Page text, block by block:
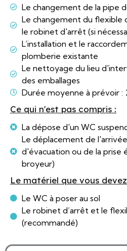
Le changement de la pipe
Le changement du flexible
le robinet d'arrêt (si
L’installation et le
plomberie existante
Le nettoyage du lieu
des emballages
Durée moyenne à prévoir :
Ce qui n'est pas compris :
La dépose d'un WC
Le déplacement de
d'évacuation ou de la prise
broyeur)
Le matériel que vous
Le WC à poser au sol
Le robinet d’arrêt et le
(recommandé)